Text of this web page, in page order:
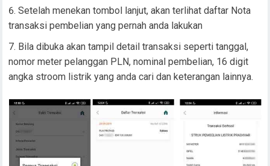
Setelah menekan tombol lanjut, akan terlihat daftar Nota
transaksi pembelian yang pernah anda lakukan
Bila dibuka akan tampil detail transaksi seperti tanggal,
nomor meter pelanggan PLN, nominal pembelian, 16 digit
angka stroom listrik yang anda cari dan keterangan lainnya.